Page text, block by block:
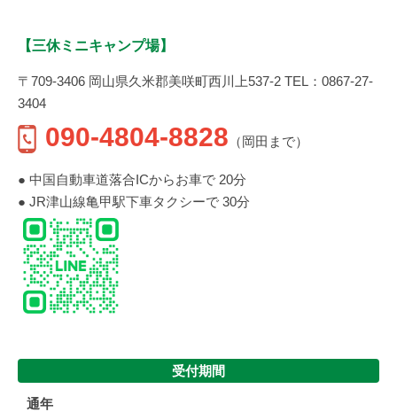
【三休ミニキャンプ場】
〒709-3406 岡山県久米郡美咲町西川上537-2 TEL：0867-27-
3404
090-4804-8828 （岡田まで）
● 中国自動車道落合ICからお車で 20分
● JR津山線亀甲駅下車タクシーで 30分
受付期間
通年